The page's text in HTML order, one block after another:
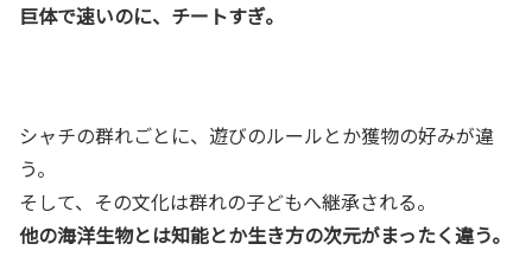
巨体で速いのに、チートすぎ。
シャチの群れごとに、遊びのルールとか獲物の好みが違
う。
そして、その文化は群れの子どもへ継承される。
他の海洋生物とは知能とか生き方の次元がまったく違う。